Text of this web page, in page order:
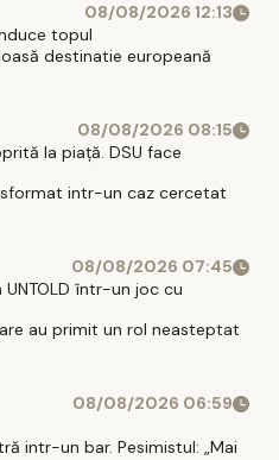
08/08/2026 12:13
topul
destinatie europeană
08/08/2026 08:15
la piață. DSU face
intr-un caz cercetat
08/08/2026 07:45
într-un joc cu
au primit un rol neasteptat
08/08/2026 06:59
intr-un bar. Pesimistul: „Mai